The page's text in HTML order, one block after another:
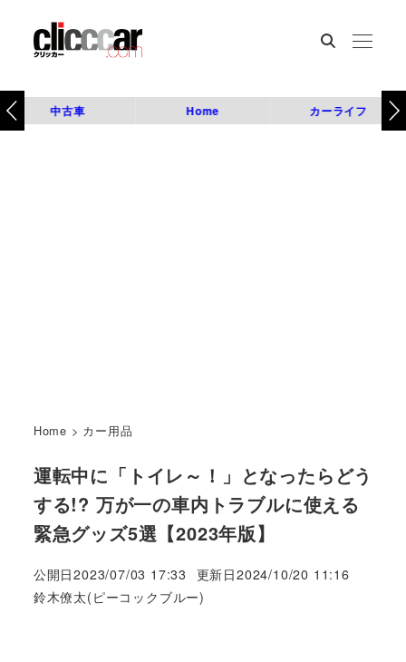
中古車 Home カーライフ
Home > カー用品
運転中に「トイレ～！」となったらどう
する!? 万が一の車内トラブルに使える
緊急グッズ5選【2023年版】
公開日2023/07/03 17:33 更新日2024/10/20 11:16
著
鈴木僚太(ピーコックブルー)